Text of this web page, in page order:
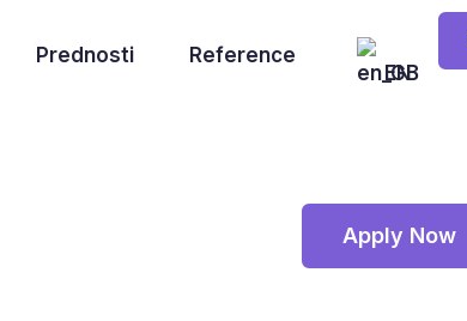
Prednosti Reference
EN
Apply Now